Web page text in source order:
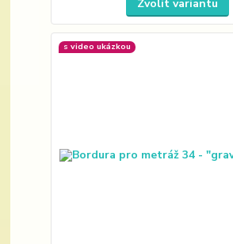
Zvolit variantu
s video ukázkou